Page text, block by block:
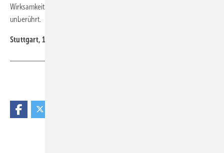
Wirksamkeit dieser Allgemeinen Geschäftsbedingungen im Übrigen
unberührt.
Stuttgart, 11.03.2025